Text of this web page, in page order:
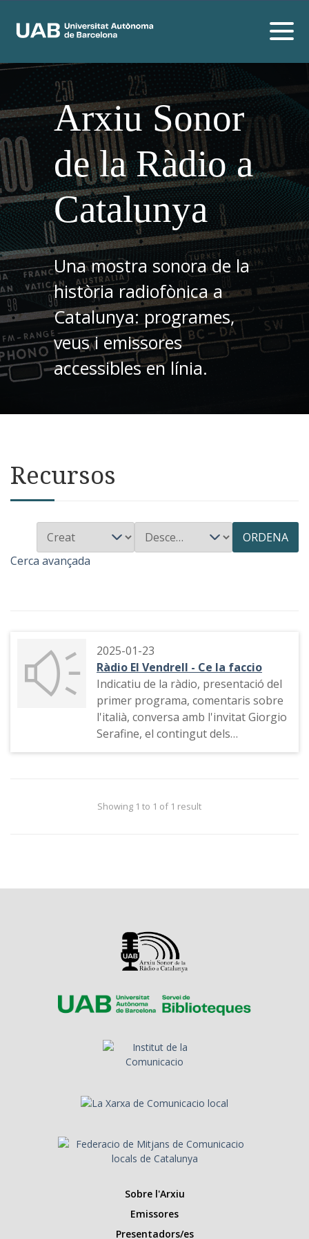
Arxiu Sonor
de la Ràdio a
Catalunya
Una mostra sonora de la
història radiofònica a
Catalunya: programes,
veus i emissores
accessibles en línia.
Recursos
ORDENA
Cerca avançada
2025-01-23
Ràdio El Vendrell - Ce la faccio
Indicatiu de la ràdio, presentació del
primer programa, comentaris sobre
l'italià, conversa amb l'invitat Giorgio
Serafine, el contingut dels
programes, tema musical
Showing 1 to 1 of 1 result
Sobre l'Arxiu
Emissores
Presentadors/es